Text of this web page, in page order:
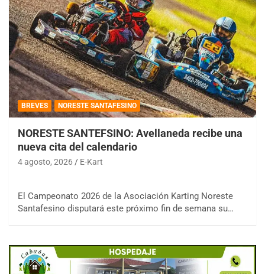
BREVES NORESTE SANTAFESINO
NORESTE SANTEFSINO: Avellaneda recibe una
nueva cita del calendario
4 agosto, 2026 E-Kart
El Campeonato 2026 de la Asociación Karting Noreste
Santafesino disputará este próximo fin de semana su…